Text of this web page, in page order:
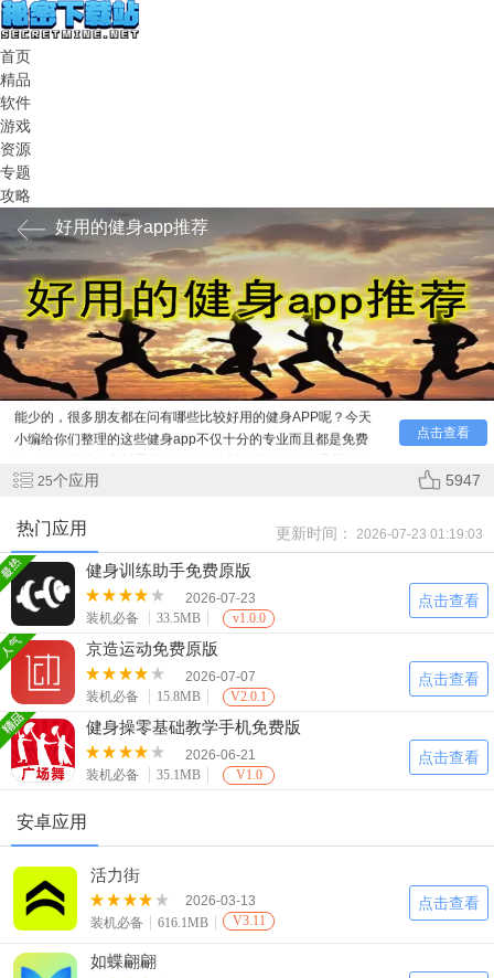
首页
精品
软件
游戏
资源
专题
攻略
好用的健身app推荐
点击查看
【好用的健身app推荐】跑步健身是我们日常生活中必不
能少的，很多朋友都在问有哪些比较好用的健身APP呢？今天
小编给你们整理的这些健身app不仅十分的专业而且都是免费
的，能够帮助你定制属于你的健身计划，还能监督你是否每日
完成目标，平台上还有很多的健身达人分享的健身技巧，快来
看看吧。
25个应用 5947
热门应用 更新时间： 2026-07-23 01:19:03
健身训练助手免费原版
2026-07-23
装机必备
33.5MB v1.0.0
点击查看
京造运动免费原版
2026-07-07
装机必备
15.8MB V2.0.1
点击查看
健身操零基础教学手机免费版
2026-06-21
装机必备
35.1MB V1.0
点击查看
安卓应用
活力街
2026-03-13
装机必备
616.1MB V3.11
点击查看
如蝶翩翩